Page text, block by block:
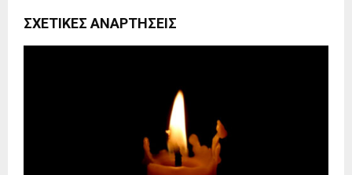
ΣΧΕΤΙΚΈΣ ΑΝΑΡΤΉΣΕΙΣ